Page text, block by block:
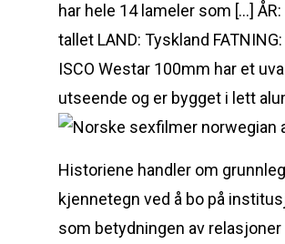
har hele 14 lameler som […]
tallet LAND: Tyskland
ISCO Westar 100mm har et
utseende og er bygget i lett
Historiene handler om
kjennetegn ved å bo på
som betydningen av